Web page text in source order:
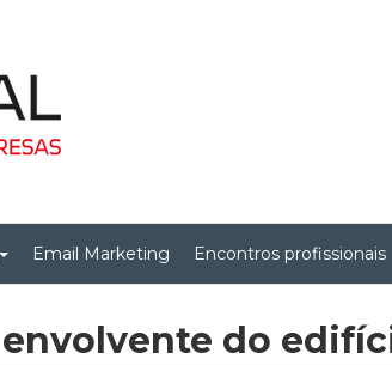
Email Marketing Encontros profissionais
do